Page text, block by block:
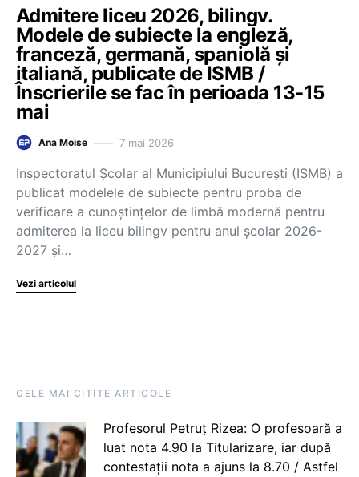
Admitere liceu 2026, bilingv.
Modele de subiecte la engleză,
franceză, germană, spaniolă și
italiană, publicate de ISMB /
Înscrierile se fac în perioada 13-15
mai
Ana Moise 7 mai 2026
Inspectoratul Școlar al Municipiului București (ISMB) a
publicat modelele de subiecte pentru proba de
verificare a cunoștințelor de limbă modernă pentru
admiterea la liceu bilingv pentru anul școlar 2026-
2027 și…
Vezi articolul
CELE MAI CITITE ARTICOLE
Profesorul Petruț Rizea: O profesoară a
luat nota 4.90 la Titularizare, iar după
contestații nota a ajuns la 8.70 / Astfel